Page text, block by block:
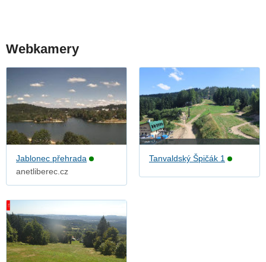
Webkamery
Jablonec přehrada
anetliberec.cz
Tanvaldský Špičák 1